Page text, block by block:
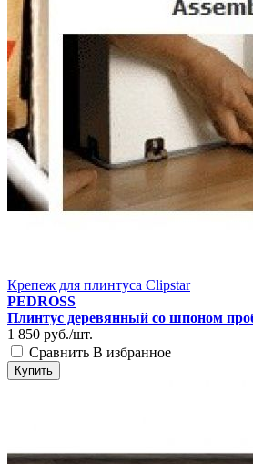
Крепеж для плинтуса Clipstar
PEDROSS
Плинтус деревянный со шпоном
1 850 руб./шт.
Сравнить В избранное
Купить